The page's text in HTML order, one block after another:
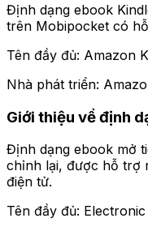
Định dạng ebook
trên Mobipocket có
Tên đầy đủ: Amazon
Nhà phát triển:
Giới thiệu về định
Định dạng ebook mở
chỉnh lại, được hỗ trợ
điện tử.
Tên đầy đủ: